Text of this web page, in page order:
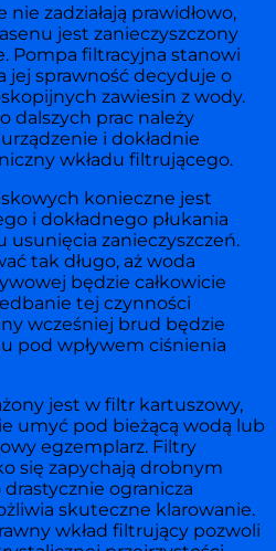
zadziałają prawidłowo,
jest zanieczyszczony
Pompa filtracyjna stanowi
jej sprawność decyduje o
zawiesin z wody.
dalszych prac należy
i dokładnie
wkładu filtrującego.
konieczne jest
i dokładnego płukania
usunięcia zanieczyszczeń.
tak długo, aż woda
będzie całkowicie
tej czynności
wcześniej brud będzie
pod wpływem ciśnienia
jest w filtr kartuszowy,
umyć pod bieżącą wodą lub
egzemplarz. Filtry
się zapychają drobnym
ogranicza
skuteczne klarowanie.
wkład filtrujący pozwoli